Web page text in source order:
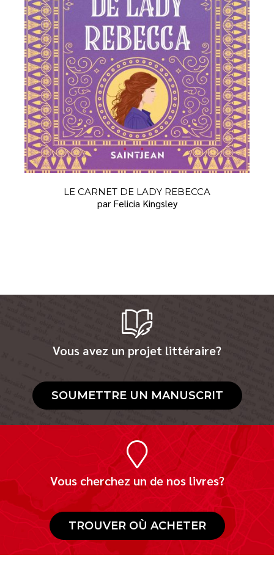
LE CARNET DE LADY REBECCA
par Felicia Kingsley
Vous avez un projet littéraire?
SOUMETTRE UN MANUSCRIT
Vous cherchez un de nos livres?
TROUVER OÙ ACHETER